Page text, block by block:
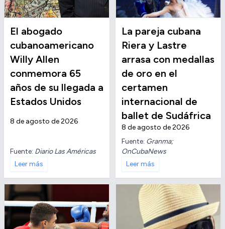
El abogado
cubanoamericano
Willy Allen
conmemora 65
años de su llegada a
Estados Unidos
8 de agosto de 2026
Fuente: Diario Las Américas
Leer más
La pareja cubana
Riera y Lastre
arrasa con medallas
de oro en el
certamen
internacional de
ballet de Sudáfrica
8 de agosto de 2026
Fuente: Granma;
OnCubaNews
Leer más